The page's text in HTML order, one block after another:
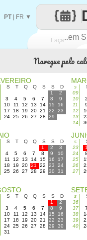
Faça..em
PT| FR ▼
Navegue pelo
S T Q Q S S
D
1
2
3
4 5 6 7 8
9
10
11 12 13 14 15
16
17
18 19 20 21 22
23
24 25 26 27 28 29
s
09
10
2
11
9
12
13
14
S T Q Q S S
D
1
2
3
4
5 6 7 8 9
10
11
12 13 14 15 16
17
18
19 20 21 22 23
24
25 26 27 28 29 30 31
s
23
1
24
8
25
26
27
S T Q Q S S
D
1
2
3
4 5 6 7 8
9
10
11 12 13 14 15
16
17
18 19 20 21 22
23
24 25 26 27 28 29
30
31
s
36
37
7
38
39
40